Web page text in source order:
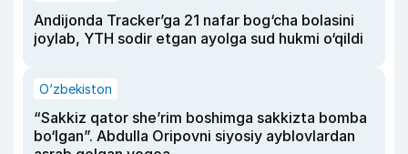
Andijonda Tracker’ga 21 nafar bog‘cha bolasini
joylab, YTH sodir etgan ayolga sud hukmi o‘qildi
O‘zbekiston
“Sakkiz qator she’rim boshimga sakkizta bomba
bo‘lgan”. Abdulla Oripovni siyosiy ayblovlardan